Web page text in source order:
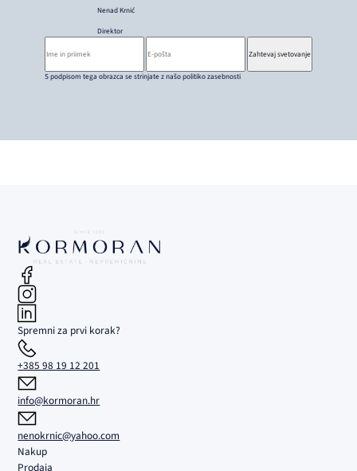
Nenad Krnić
Direktor
Zahtevaj svetovanje
Ime in priimek E-pošta
S podpisom tega obrazca se strinjate z našo politiko zasebnosti
Spremni za prvi korak?
+385 98 19 12 201
info@kormoran.hr
nenokrnic@yahoo.com
Nakup
Prodaja